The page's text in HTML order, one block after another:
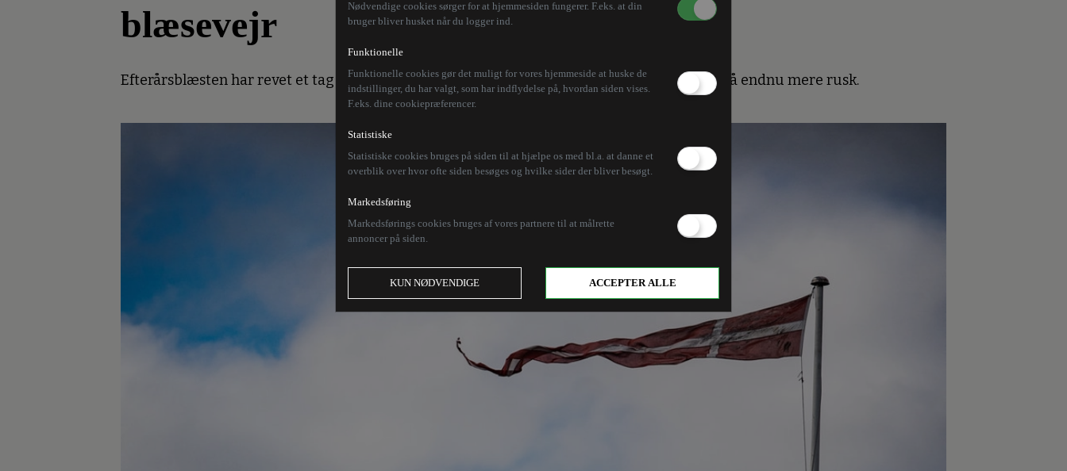
Nødvendige cookies sørger for at hjemmesiden fungerer. F.eks. at din
bruger bliver husket når du logger ind.
Funktionelle
Funktionelle cookies gør det muligt for vores hjemmeside at huske de
indstillinger, du har valgt, som har indflydelse på, hvordan siden vises.
F.eks. dine cookiepræferencer.
Statistiske
Statistiske cookies bruges på siden til at hjælpe os med bl.a. at danne et
overblik over hvor ofte siden besøges og hvilke sider der bliver besøgt.
Markedsføring
Markedsførings cookies bruges af vores partnere til at målrette
annoncer på siden.
KUN NØDVENDIGE ACCEPTER ALLE
blæsevejr
Efterårsblæsten har revet et tag af et kollegie nær Aalborg, og nordjyderne må berede sig på endnu mere rusk.